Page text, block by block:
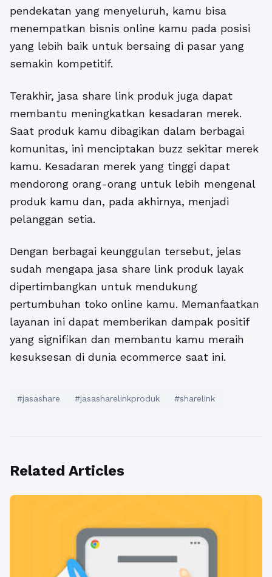
pendekatan yang menyeluruh, kamu bisa
menempatkan bisnis online kamu pada posisi
yang lebih baik untuk bersaing di pasar yang
semakin kompetitif.
Terakhir, jasa share link produk juga dapat
membantu meningkatkan kesadaran merek.
Saat produk kamu dibagikan dalam berbagai
komunitas, ini menciptakan buzz sekitar merek
kamu. Kesadaran merek yang tinggi dapat
mendorong orang-orang untuk lebih mengenal
produk kamu dan, pada akhirnya, menjadi
pelanggan setia.
Dengan berbagai keunggulan tersebut, jelas
sudah mengapa jasa share link produk layak
dipertimbangkan untuk mendukung
pertumbuhan toko online kamu. Memanfaatkan
layanan ini dapat memberikan dampak positif
yang signifikan dan membantu kamu meraih
kesuksesan di dunia ecommerce saat ini.
#jasashare #jasasharelinkproduk #sharelink
Related Articles